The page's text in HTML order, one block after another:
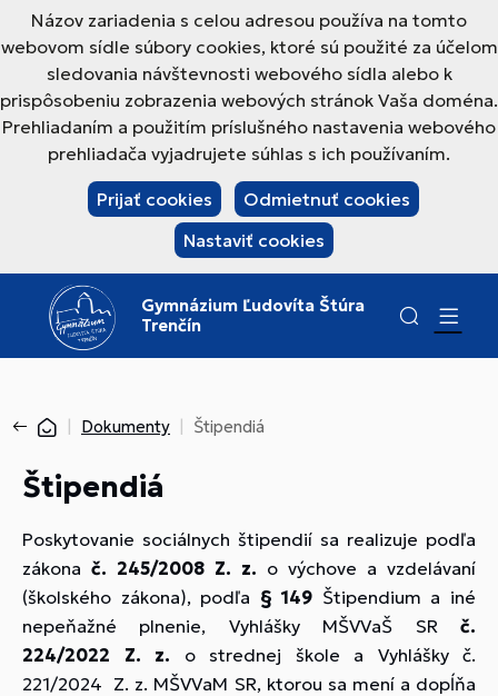
Názov zariadenia s celou adresou používa na tomto
webovom sídle súbory cookies, ktoré sú použité za účelom
sledovania návštevnosti webového sídla alebo k
prispôsobeniu zobrazenia webových stránok Vaša doména.
Prehliadaním a použitím príslušného nastavenia webového
prehliadača vyjadrujete súhlas s ich používaním.
Prijať cookies
Odmietnuť cookies
Nastaviť cookies
Gymnázium Ľudovíta Štúra
Trenčín
Dokumenty Štipendiá
Štipendiá
Poskytovanie sociálnych štipendií sa realizuje podľa
zákona č. 245/2008 Z. z. o výchove a vzdelávaní
(školského zákona), podľa § 149 Štipendium a iné
nepeňažné plnenie, Vyhlášky MŠVVaŠ SR č.
224/2022 Z. z. o strednej škole a Vyhlášky č.
221/2024 Z. z. MŠVVaM SR, ktorou sa mení a dopĺňa